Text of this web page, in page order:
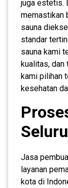
juga estetis.
memastikan
sauna
standar
sauna kami
kualitas, dan
kami pilihan
kesehatan
Jasa
layanan
kota di